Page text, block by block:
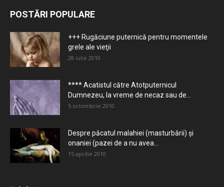
POSTĂRI POPULARE
+++ Rugăciune puternică pentru momentele
grele ale vieţii
28 iulie 2010
**** Acatistul către Atotputernicul
Dumnezeu, la vreme de necaz sau de...
5 octombrie 2010
Despre păcatul malahiei (masturbării) şi
onaniei (pazei de a nu avea...
15 aprilie 2010